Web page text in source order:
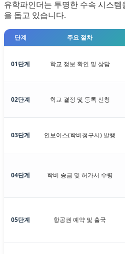
유학파인더는 투명한 수속 시스
을 돕고 있습니다.
단계 주요 절차
01단계 학교 정보 확인 및 상담
02단계 학교 결정 및 등록 신청
03단계 인보이스(학비청구서) 발행
04단계 학비 송금 및 허가서 수령
05단계 항공권 예약 및 출국